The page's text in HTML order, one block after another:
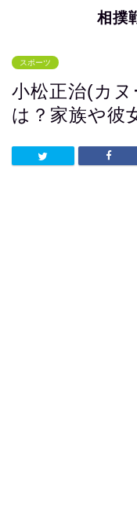
相撲
スポーツ
小松正治(カ
は？家族や彼